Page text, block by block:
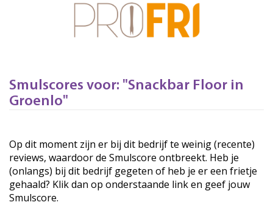
Smulscores voor: "Snackbar Floor in
Groenlo"
Op dit moment zijn er bij dit bedrijf te weinig (recente)
reviews, waardoor de Smulscore ontbreekt. Heb je
(onlangs) bij dit bedrijf gegeten of heb je er een frietje
gehaald? Klik dan op onderstaande link en geef jouw
Smulscore.